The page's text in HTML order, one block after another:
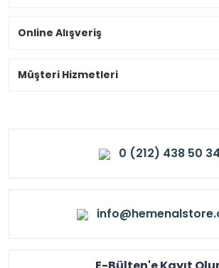
Online Alışveriş
Müşteri Hizmetleri
0 (212) 438 50 34